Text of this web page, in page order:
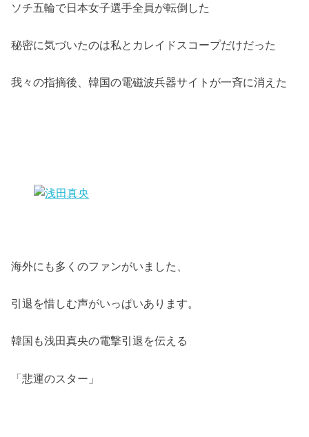
ソチ五輪で日本女子選手全員が転倒した
秘密に気づいたのは私とカレイドスコープだけだった
我々の指摘後、韓国の電磁波兵器サイトが一斉に消えた
海外にも多くのファンがいました、
引退を惜しむ声がいっぱいあります。
韓国も浅田真央の電撃引退を伝える
「悲運のスター」